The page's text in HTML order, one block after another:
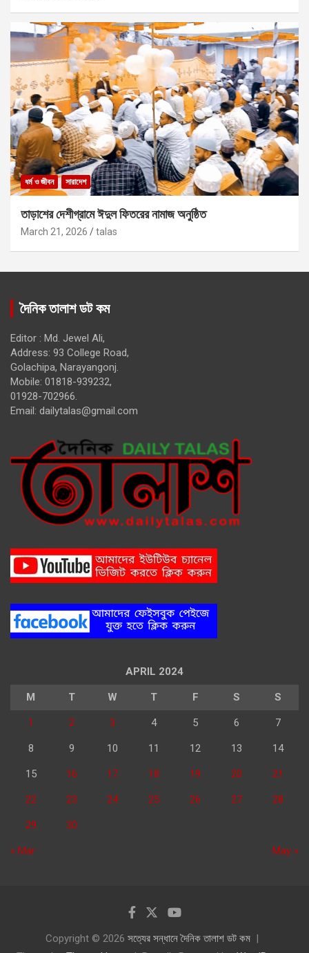
ধর্ম ও জীবন সারাদেশ
তাড়াশের দেশীগ্রামে ঈদুল ফিতরের নামাজ অনুষ্ঠিত
March 21, 2026 talas
দৈনিক তালাশ ডট কম
Editor : Md. Jewel Ali,
Address: 93 College Road,
Golachipa, Narayangonj.
Mobile: 01818-939232,
01928-702966.
Email: dailytalas@gmail.com
APRIL 2024
M T W T F S S
1 2 3 4 5 6 7
8 9 10 11 12 13 14
15 16 17 18 19 20 21
22 23 24 25 26 27 28
29 30
« Mar May »
Copyright © 2026 সত্যের সন্ধানে দৈনিক তালাশ ডট কম